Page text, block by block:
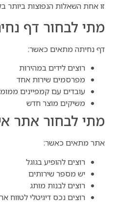
זו אחת השאלות הנפוצות ביותר
מתי לבחור דף
דף נחיתה מתאים כאשר:
רוצים לידים במהירות
מפרסמים שירות אחד
עובדים עם קמפיינים
משיקים מוצר חדש
מתי לבחור אתר
אתר מתאים כאשר:
רוצים להופיע בגוגל
יש מספר שירותים
רוצים לבנות מותג
רוצים נכס דיגיטלי לטווח